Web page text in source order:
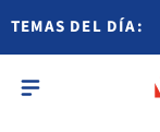
TEMAS DEL DÍA: